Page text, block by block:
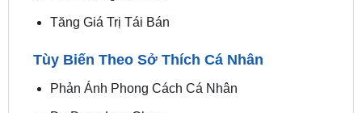
Tăng Giá Trị Tái Bán
Thu Hút Người Mua
Tăng Giá Trị Tái Bán